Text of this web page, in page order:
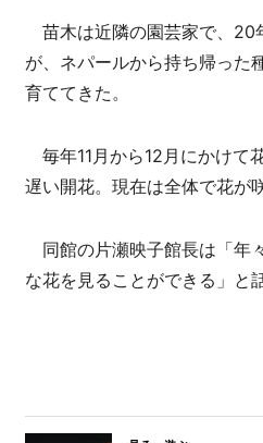
苗木は近隣の園芸家で、20
が、ネパールから持ち帰った
育ててきた。
毎年11月から12月にかけて
遅い開花。現在は全体で花が
同館の片瀬映子館長は「年
な花を見ることができる」と話